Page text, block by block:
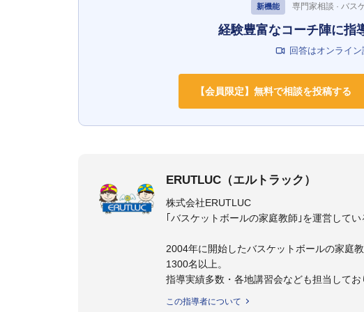
新機能 専門家相談 · バス
経験豊富なコーチ陣に指
回答はオンライン
【会員限定】無料で相談を投稿する
ERUTLUC（エルトラック）
株式会社ERUTLUC
｢バスケットボールの家庭教師｣を運営してい
2004年に開始したバスケットボールの家庭
1300名以上。
指導実績多数・各地講習会なども担当して
この指導者について